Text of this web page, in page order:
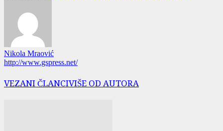
Nikola Mraović
http://www.gspress.net/
VEZANI ČLANCIVIŠE OD AUTORA